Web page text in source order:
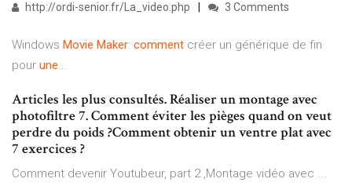
http://ordi-senior.fr/La_video.php 3 Comments
Windows Movie Maker: comment créer un générique de fin
pour une...
Articles les plus consultés. Réaliser un montage avec
photofiltre 7. Comment éviter les pièges quand on veut
perdre du poids ?Comment obtenir un ventre plat avec
7 exercices ?
Comment devenir Youtubeur, part 2 ,Montage vidéo avec ...